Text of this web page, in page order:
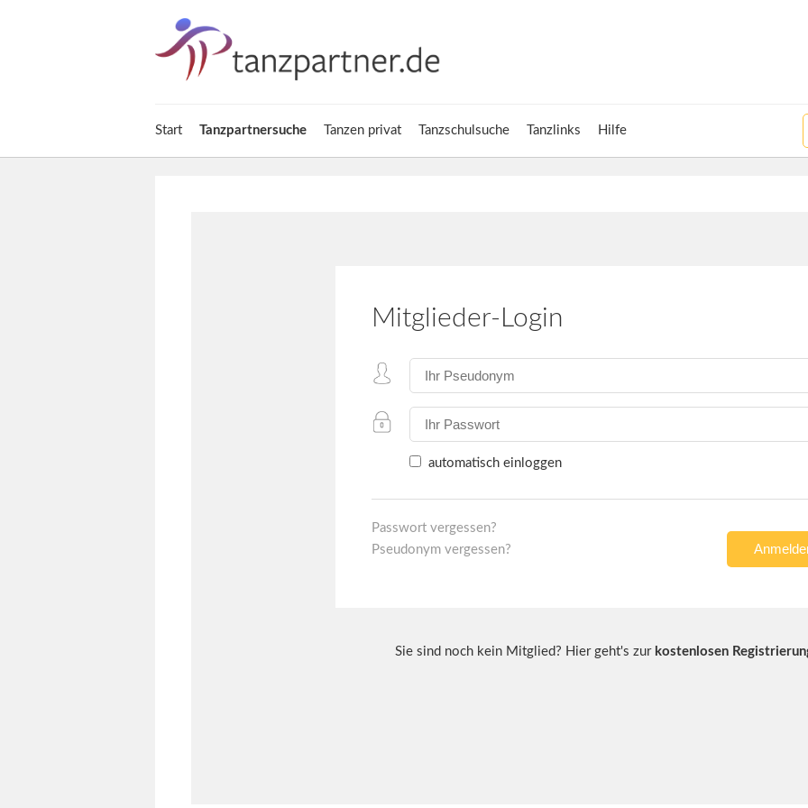
Start Tanzpartnersuche Tanzen privat Tanzschulsuche Tanzlinks Hilfe
Mitglieder-Login
automatisch einloggen
Passwort vergessen?
Pseudonym vergessen?
Sie sind noch kein Mitglied? Hier geht's zur kostenlosen